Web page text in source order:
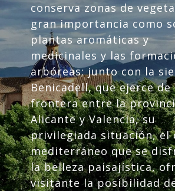
conserva zonas de
gran importancia como
plantas aromáticas y
medicinales y las
arbóreas; junto con la
Benicadell, que ejerce de
frontera entre la
Alicante y Valencia, su
privilegiada situación, el
mediterráneo que se
la belleza paisajística,
visitante la posibilidad